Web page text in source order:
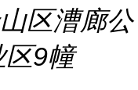
区漕廊公
9幢